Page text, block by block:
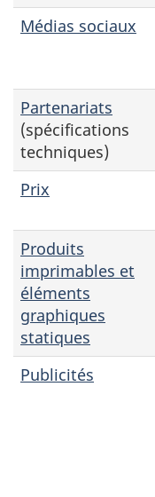
Médias sociaux
Partenariats
(spécifications
techniques)
Prix
Produits
imprimables et
éléments
graphiques
statiques
Publicités